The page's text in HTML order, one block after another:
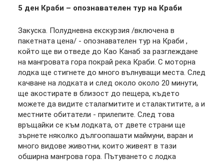
5 ден Краби – опознавателен тур на Краби
Закуска. Полудневна екскурзия /включена в
пакетната цена/ - опознавателен тур на Краби ,
който ще ви отведе до Као Канаб за разглеждане
на мангровата гора покрай река Краби. С моторна
лодка ще стигнете до много вълнуващи места. След
качване на лодката и след около около 20 минути,
ще акостирате в близост до пещера, където
можете да видите сталагмитите и сталактитите, а и
местните обитатели - прилепите. След това
връщайки се към лодката, от двете страни ще
зърнете няколко дългоопашати маймуни, варан и
много видове животни, които живеят в тази
обширна мангрова гора. Пътуването с лодка